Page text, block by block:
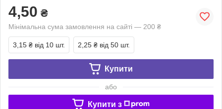
4,50 ₴
Мінімальна сума замовлення на сайті — 200 ₴
3,15 ₴ від 10 шт. 2,25 ₴ від 50 шт.
Купити
або
Купити з